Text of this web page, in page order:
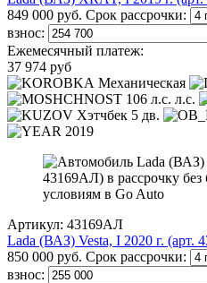
849 000 руб. Срок рассрочки:
взнос:
Ежемесячный платеж:
37 974 руб
Механическая
106 л.с. л.с.
Хэтчбек 5 дв.
2019
Артикул: 43169АЛ
Lada (ВАЗ) Vesta, I 2020 г. (арт.
850 000 руб. Срок рассрочки:
взнос: